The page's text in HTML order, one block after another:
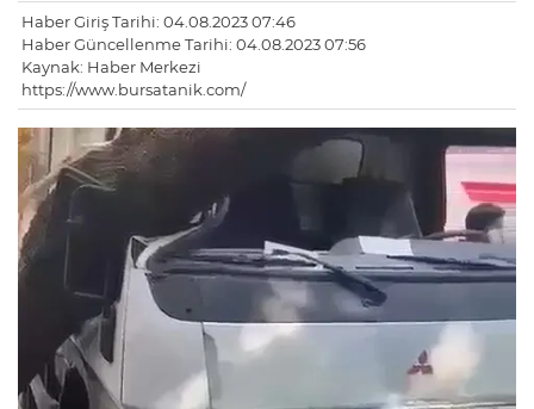
Haber Giriş Tarihi: 04.08.2023 07:46
Haber Güncellenme Tarihi: 04.08.2023 07:56
Kaynak: Haber Merkezi
https://www.bursatanik.com/